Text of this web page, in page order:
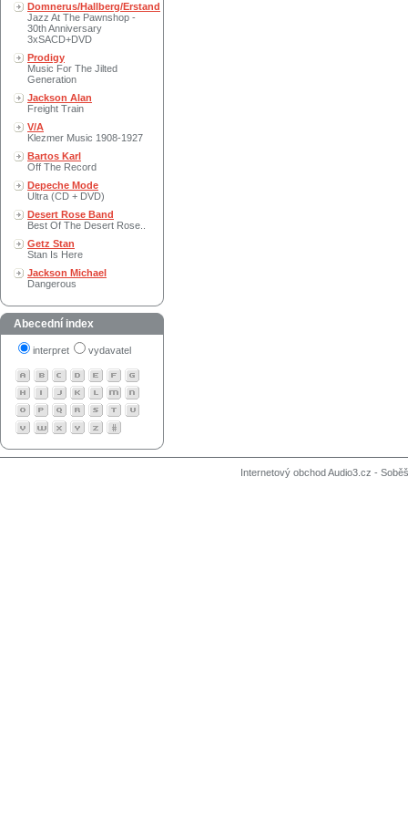
Domnerus/Hallberg/Erstand
Jazz At The Pawnshop -
30th Anniversary
3xSACD+DVD
Prodigy
Music For The Jilted
Generation
Jackson Alan
Freight Train
V/A
Klezmer Music 1908-1927
Bartos Karl
Off The Record
Depeche Mode
Ultra (CD + DVD)
Desert Rose Band
Best Of The Desert Rose..
Getz Stan
Stan Is Here
Jackson Michael
Dangerous
Abecední index
interpret vydavatel
Internetový obchod Audio3.cz -